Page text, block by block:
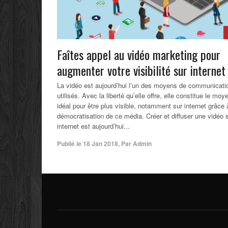
Faîtes appel au vidéo marketing pour
augmenter votre visibilité sur internet
La vidéo est aujourd’hui l’un des moyens de
utilisés. Avec la liberté qu’elle offre, elle constitue le
idéal pour être plus visible, notamment sur internet grâce
démocratisation de ce média. Créer et diffuser une vidéo
internet est aujourd’hui...
Publié le 18 Jan 2018, ParAdmin